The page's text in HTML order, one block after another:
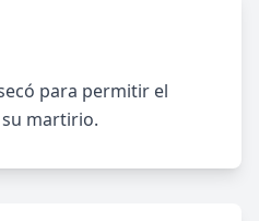
para permitir el
martirio.